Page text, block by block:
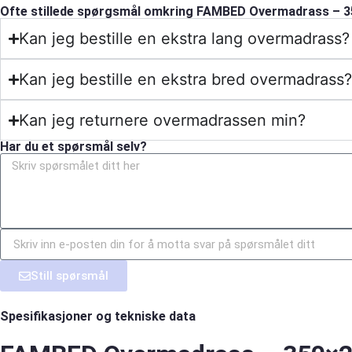
Ofte stillede spørgsmål omkring FAMBED Overmadrass –
Kan jeg bestille en ekstra lang overmadrass?
Kan jeg bestille en ekstra bred overmadrass?
Kan jeg returnere overmadrassen min?
Har du et spørsmål selv?
Still spørsmål
Spesifikasjoner og tekniske data